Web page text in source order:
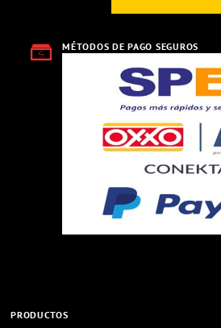
MÉTODOS DE PAGO SEGUROS
PRODUCTOS